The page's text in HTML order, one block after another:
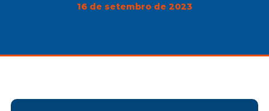
16 de setembro de 2023